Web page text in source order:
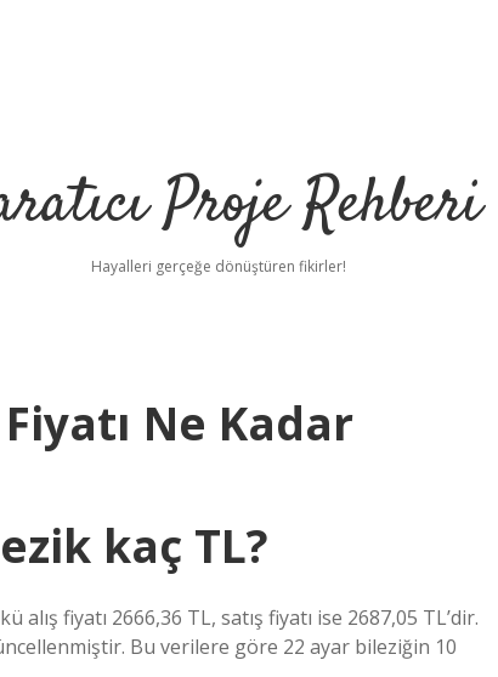
Proje Rehberi
Hayalleri gerçeğe dönüştüren fikirler!
Ne Kadar
kaç TL?
fiyatı 2666,36 TL, satış fiyatı ise 2687,05 TL’dir.
Bu verilere göre 22 ayar bileziğin 10